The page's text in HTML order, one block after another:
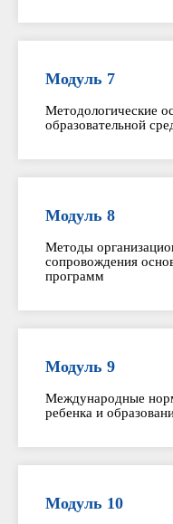
Модуль 7
Методологические
образовательной
Модуль 8
Методы
сопровождения
программ
Модуль 9
Международные
ребенка и
Модуль 10